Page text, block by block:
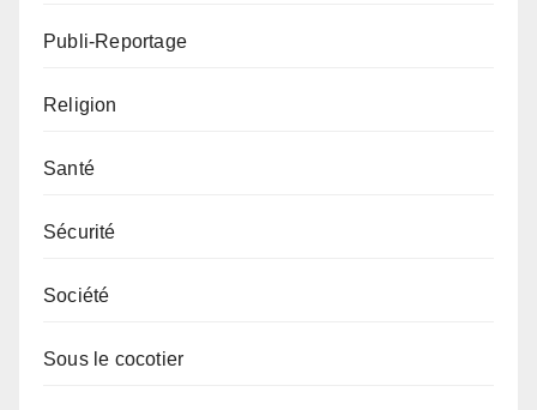
Publi-Reportage
Religion
Santé
Sécurité
Société
Sous le cocotier